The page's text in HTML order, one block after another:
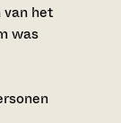
van het
was